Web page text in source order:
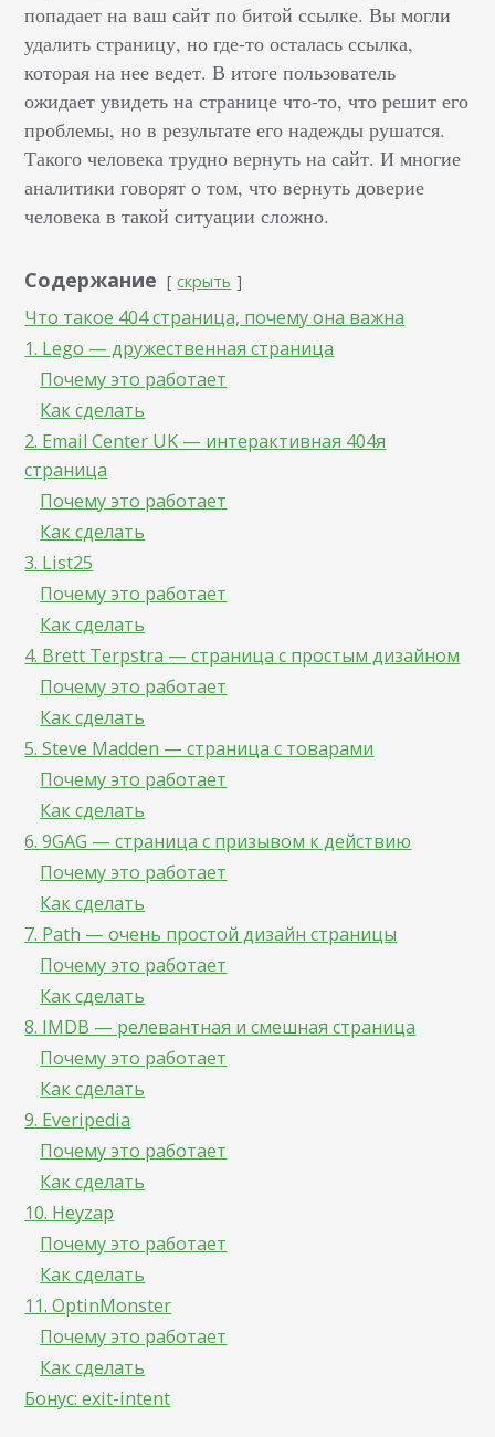
попадает на ваш сайт по битой ссылке. Вы могли
удалить страницу, но где-то осталась ссылка,
которая на нее ведет. В итоге пользователь
ожидает увидеть на странице что-то, что решит его
проблемы, но в результате его надежды рушатся.
Такого человека трудно вернуть на сайт. И многие
аналитики говорят о том, что вернуть доверие
человека в такой ситуации сложно.
Содержание скрыть
Что такое 404 страница, почему она важна
1. Lego — дружественная страница
Почему это работает
Как сделать
2. Email Center UK — интерактивная 404я
страница
Почему это работает
Как сделать
3. List25
Почему это работает
Как сделать
4. Brett Terpstra — страница с простым дизайном
Почему это работает
Как сделать
5. Steve Madden — страница с товарами
Почему это работает
Как сделать
6. 9GAG — страница с призывом к действию
Почему это работает
Как сделать
7. Path — очень простой дизайн страницы
Почему это работает
Как сделать
8. IMDB — релевантная и смешная страница
Почему это работает
Как сделать
9. Everipedia
Почему это работает
Как сделать
10. Heyzap
Почему это работает
Как сделать
11. OptinMonster
Почему это работает
Как сделать
Бонус: exit-intent